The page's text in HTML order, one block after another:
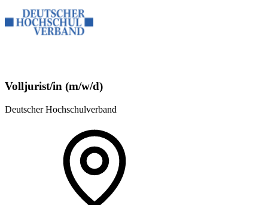
Volljurist/in (m/w/d)
Deutscher Hochschulverband